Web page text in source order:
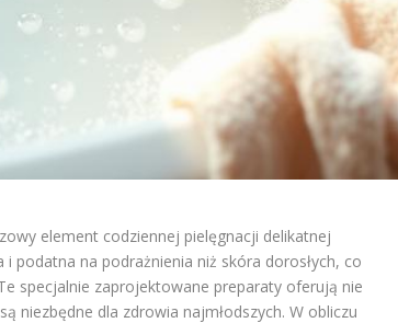
element codziennej pielęgnacji delikatnej
podatna na podrażnienia niż skóra dorosłych, co
specjalnie zaprojektowane preparaty oferują nie
niezbędne dla zdrowia najmłodszych. W obliczu